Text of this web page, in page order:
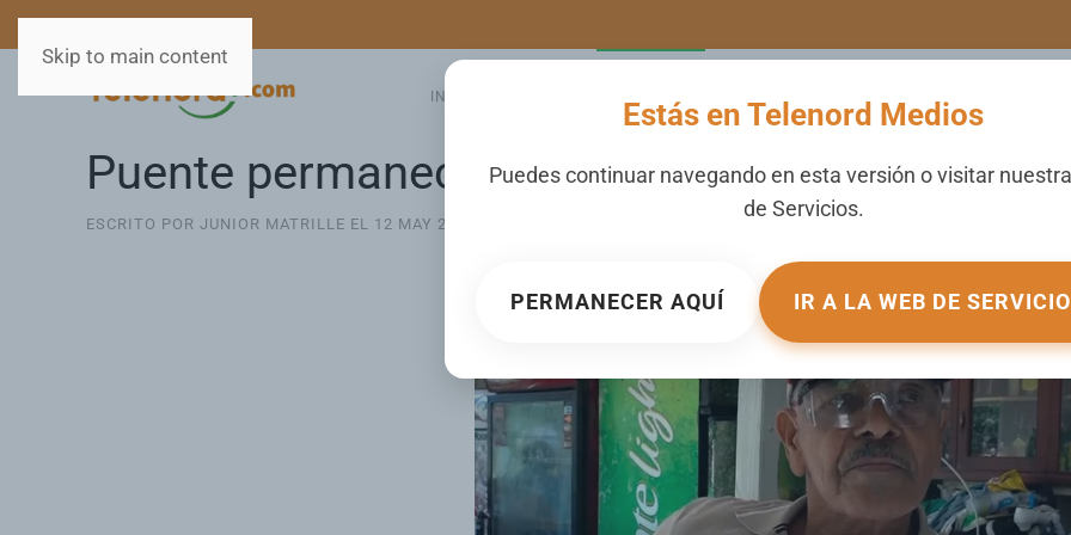
Estás en Telenord Medios
Puedes continuar navegando en esta versión o visitar
de Servicios.
PERMANECER AQUÍ IR A LA WEB DE
Skip to main content
INICIO
Puente permanece sin reparar tras accidente
ESCRITO POR JUNIOR MATRILLE EL 12 MAY 2026